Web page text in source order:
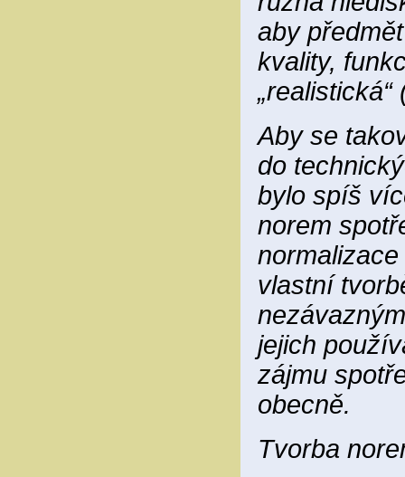
aby
kvality,
Aby se
do
bylo spíš
norem
vlastní
jejich
zájmu
obecně.
Tvorba